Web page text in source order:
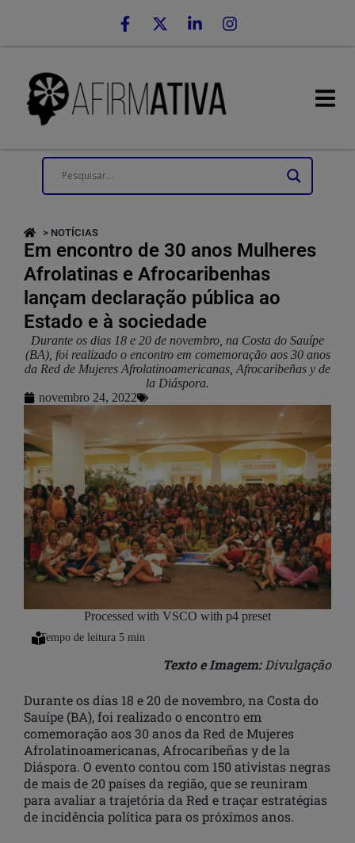
> NOTÍCIAS
Em encontro de 30 anos Mulheres
Afrolatinas e Afrocaribenhas
lançam declaração pública ao
Estado e à sociedade
Durante os dias 18 e 20 de novembro, na Costa do Sauípe
(BA), foi realizado o encontro em comemoração aos 30 anos
da Red de Mujeres Afrolatinoamericanas, Afrocaribeñas y de
la Diáspora.
novembro 24, 2022
Processed with VSCO with p4 preset
Texto e Imagem:Divulgação
Durante os dias 18 e 20 de novembro, na Costa do
Sauípe (BA), foi realizado o encontro em
comemoração aos 30 anos da Red de Mujeres
Afrolatinoamericanas, Afrocaribeñas y de la
Diáspora. O evento contou com 150 ativistas negras
de mais de 20 países da região, que se reuniram
para avaliar a trajetória da Red e traçar estratégias
de incidência política para os próximos anos.